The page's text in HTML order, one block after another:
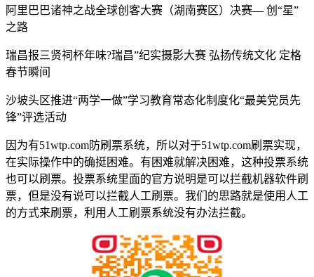
阿里巴巴诸神之战全球创客大赛（湖南赛区）决赛— 创“星”
之路
瑞昌报三贤祠杯年味?瑞昌”纪实摄影大赛 弘扬传统文化 定格
春节瞬间
沙坡头区推进“两学一做”学习教育常态化制度化“最美党员先
锋”评选活动
因为有51wtp.com防刷票系统，所以对于51wtp.com刷票实现，
在实际操作中的确挺困难。有困难就解决困难，这种投票系统
也可以刷票。投票系统里面的官方说明是可以拦截机器软件刷
票，但是没有说可以拦截人工刷票。我们的思路就是使用人工
的方式来刷票，利用人工刷票系统没有办法拦截。